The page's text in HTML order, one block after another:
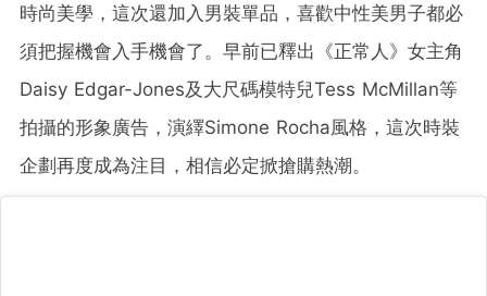
時尚美學，這次還加入男裝單品，喜歡中性美男子都必
須把握機會入手機會了。早前已釋出《正常人》女主角
Daisy Edgar-Jones及大尺碼模特兒Tess McMillan等
拍攝的形象廣告，演繹Simone Rocha風格，這次時裝
企劃再度成為注目，相信必定掀搶購熱潮。